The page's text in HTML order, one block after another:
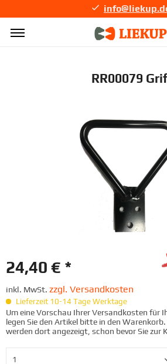
RR00079
24,40 € *
inkl. MwSt. zzgl. Versandkosten
Lieferzeit 10-14 Tage Werktage
Um eine Vorschau Ihrer Versandkosten für
legen Sie den Artikel bitte in den
werden dort angezeigt, schon bevor Sie zur